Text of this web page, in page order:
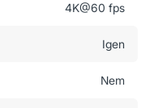
4K@60 fps
Igen
Nem